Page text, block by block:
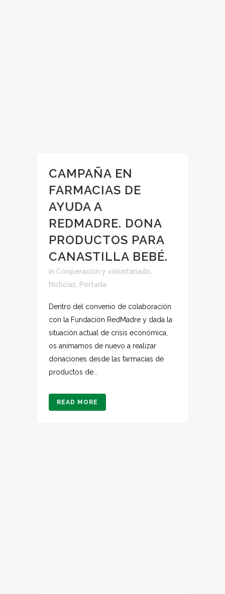
CAMPAÑA EN
FARMACIAS DE
AYUDA A
REDMADRE. DONA
PRODUCTOS PARA
CANASTILLA BEBÉ.
in Cooperación y voluntariado
Noticias
Portada
Dentro del convenio de colaboración
con la Fundación RedMadre y dada la
situación actual de crisis económica,
os animamos de nuevo a realizar
donaciones desde las farmacias de
productos de...
READ MORE